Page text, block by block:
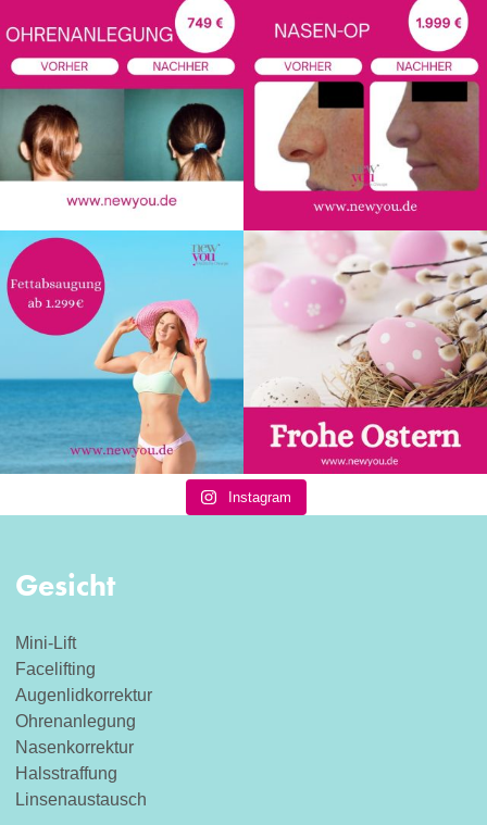
Instagram
Gesicht
Mini-Lift
Facelifting
Augenlidkorrektur
Ohrenanlegung
Nasenkorrektur
Halsstraffung
Linsenaustausch